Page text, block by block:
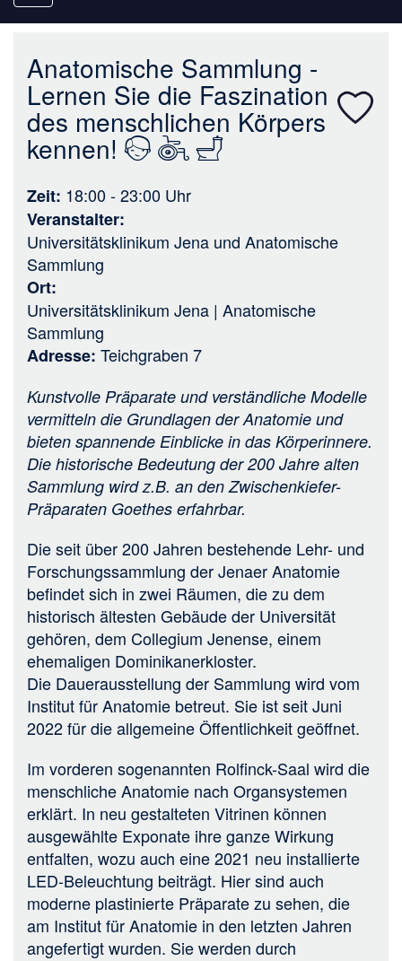
navigation
Anatomische Sammlung -
Lernen Sie die Faszination
des menschlichen Körpers
kennen!
Zeit 18:00 - 23:00 Uhr
Veranstalter
Universitätsklinikum Jena und Anatomische
Sammlung
Ort
Universitätsklinikum Jena | Anatomische
Sammlung
Adresse Teichgraben 7
Kunstvolle Präparate und verständliche Modelle
vermitteln die Grundlagen der Anatomie und
bieten spannende Einblicke in das Körperinnere.
Die historische Bedeutung der 200 Jahre alten
Sammlung wird z.B. an den Zwischenkiefer-
Präparaten Goethes erfahrbar.
Die seit über 200 Jahren bestehende Lehr- und
Forschungssammlung der Jenaer Anatomie
befindet sich in zwei Räumen, die zu dem
historisch ältesten Gebäude der Universität
gehören, dem Collegium Jenense, einem
ehemaligen Dominikanerkloster.
Die Dauerausstellung der Sammlung wird vom
Institut für Anatomie betreut. Sie ist seit Juni
2022 für die allgemeine Öffentlichkeit geöffnet.
Im vorderen sogenannten Rolfinck-Saal wird die
menschliche Anatomie nach Organsystemen
erklärt. In neu gestalteten Vitrinen können
ausgewählte Exponate ihre ganze Wirkung
entfalten, wozu auch eine 2021 neu installierte
LED-Beleuchtung beiträgt. Hier sind auch
moderne plastinierte Präparate zu sehen, die
am Institut für Anatomie in den letzten Jahren
angefertigt wurden. Sie werden durch